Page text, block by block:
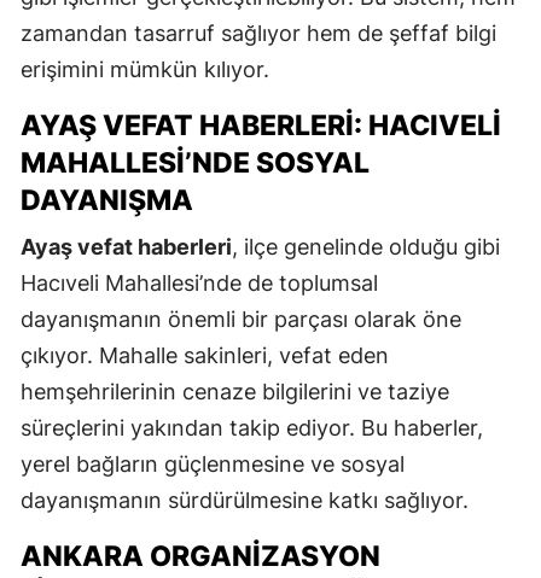
zamandan tasarruf sağlıyor hem de şeffaf bilgi
erişimini mümkün kılıyor.
AYAŞ VEFAT HABERLERI: HACIVELI
MAHALLESI’NDE SOSYAL
DAYANIŞMA
Ayaş vefat haberleri, ilçe genelinde olduğu gibi
Hacıveli Mahallesi’nde de toplumsal
dayanışmanın önemli bir parçası olarak öne
çıkıyor. Mahalle sakinleri, vefat eden
hemşehrilerinin cenaze bilgilerini ve taziye
süreçlerini yakından takip ediyor. Bu haberler,
yerel bağların güçlenmesine ve sosyal
dayanışmanın sürdürülmesine katkı sağlıyor.
ANKARA ORGANIZASYON